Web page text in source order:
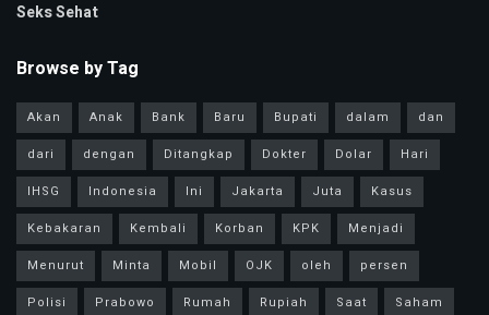
Seks Sehat
Browse by Tag
Akan Anak Bank Baru Bupati dalam
dan
dari
dengan Ditangkap Dokter Dolar
Hari
IHSG
Indonesia Ini Jakarta Juta
Kasus
Kebakaran
Kembali Korban KPK
Menjadi
Menurut
Minta Mobil OJK oleh
persen
Polisi
Prabowo Rumah Rupiah Saat Saham